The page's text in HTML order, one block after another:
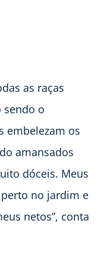
as raças
sendo o
embelezam os
amansados
dóceis. Meus
no jardim e
netos”, conta